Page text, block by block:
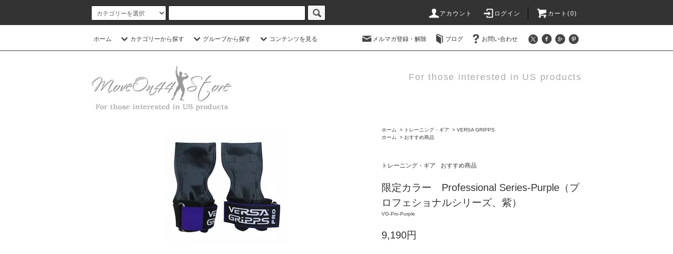
アカウント ログイン カート(0)
ホーム カテゴリーから探す グループから探す コンテンツを見る メルマガ登録・解除 ブログ お問い合わせ
For those interested in US products
ホーム > トレーニング・ギア > VERSA GRIPPS
ホーム
> おすすめ商品
トレーニング・ギア おすすめ商品
限定カラー Professional Series-Purple（プ
ロフェショナルシリーズ、紫）
VG-Pro-Purple
9,190円